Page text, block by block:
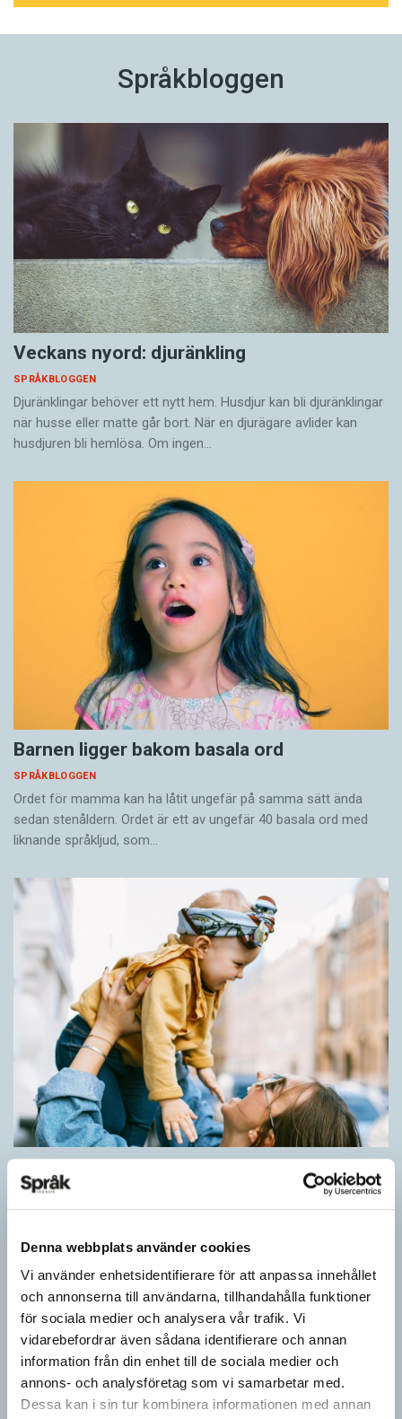
Denna webbplats använder cookies
Vi använder enhetsidentifierare för att anpassa innehållet
och annonserna till användarna, tillhandahålla funktioner
för sociala medier och analysera vår trafik. Vi
vidarebefordrar även sådana identifierare och annan
information från din enhet till de sociala medier och
annons- och analysföretag som vi samarbetar med.
Dessa kan i sin tur kombinera informationen med annan
Språkbloggen
Veckans nyord: djuränkling
SPRÅKBLOGGEN
Djuränklingar behöver ett nytt hem. Husdjur kan bli djuränklingar
när husse eller matte går bort. När en djurägare avlider kan
husdjuren bli hemlösa. Om ingen…
Barnen ligger bakom basala ord
SPRÅKBLOGGEN
Ordet för mamma kan ha låtit ungefär på samma sätt ända
sedan stenåldern. Ordet är ett av ungefär 40 basala ord med
liknande språkljud, som…
SPRÅKBLOGGEN
barn och vuxna tillägnar…